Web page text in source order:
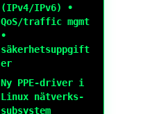
(IPv4/IPv6) •
QoS/traffic mgmt
•
säkerhetsuppgift
er
Ny PPE-driver i
Linux nätverks-
subsystem